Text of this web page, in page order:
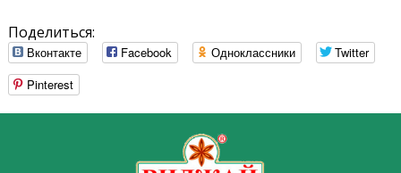
Поделиться:
Вконтакте Facebook Одноклассники
Twitter
Pinterest